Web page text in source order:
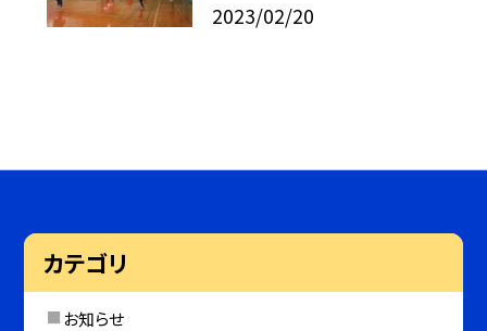
2023/02/20
カテゴリ
お知らせ